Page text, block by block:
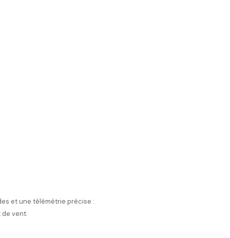
et une télémétrie précise :
vent.